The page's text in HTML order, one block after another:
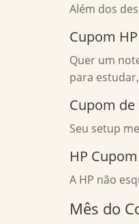
Além dos
Cupom
Quer um
para
Cupom
Seu setup
HP
A HP não
Mês do